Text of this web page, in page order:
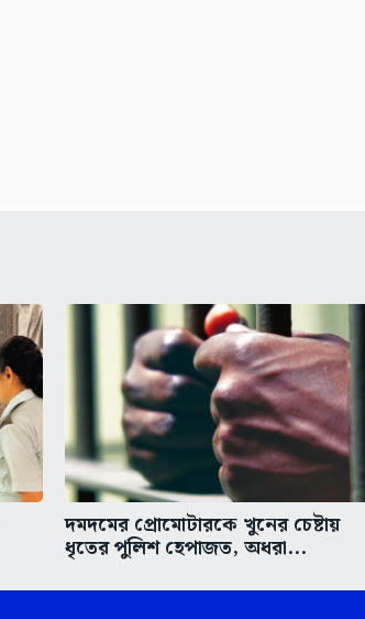
দমদমের প্রোমোটারকে খুনের চেষ্টায়
ধৃতের পুলিশ হেপাজত, অধরা...